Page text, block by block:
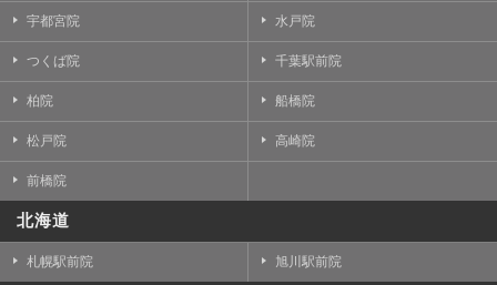
宇都宮院 水戸院
つくば院 千葉駅前院
柏院 船橋院
松戸院 高崎院
前橋院
北海道
札幌駅前院 旭川駅前院